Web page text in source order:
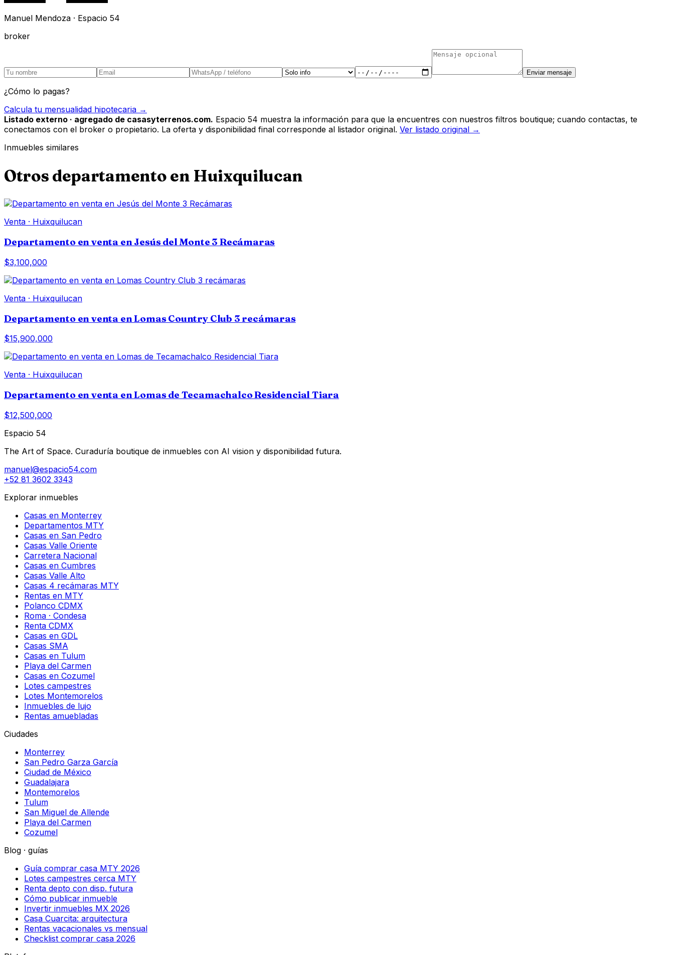
Manuel Mendoza · Espacio 54
broker
Enviar mensaje
¿Cómo lo pagas?
Calcula tu mensualidad hipotecaria →
Listado externo · agregado de casasyterrenos.com. Espacio 54 muestra la información para que la encuentres con nuestros filtros boutique; cuando contactas, te
conectamos con el broker o propietario. La oferta y disponibilidad final corresponde al listador original. Ver listado original →
Inmuebles similares
Otros departamento en Huixquilucan
Venta · Huixquilucan
Departamento en venta en Jesús del Monte 3 Recámaras
$3,100,000
Venta · Huixquilucan
Departamento en venta en Lomas Country Club 3 recámaras
$15,900,000
Venta · Huixquilucan
Departamento en venta en Lomas de Tecamachalco Residencial Tiara
$12,500,000
Espacio 54
The Art of Space. Curaduría boutique de inmuebles con AI vision y disponibilidad futura.
manuel@espacio54.com
+52 81 3602 3343
Explorar inmuebles
Casas en Monterrey
Departamentos MTY
Casas en San Pedro
Casas Valle Oriente
Carretera Nacional
Casas en Cumbres
Casas Valle Alto
Casas 4 recámaras MTY
Rentas en MTY
Polanco CDMX
Roma · Condesa
Renta CDMX
Casas en GDL
Casas SMA
Casas en Tulum
Playa del Carmen
Casas en Cozumel
Lotes campestres
Lotes Montemorelos
Inmuebles de lujo
Rentas amuebladas
Ciudades
Monterrey
San Pedro Garza García
Ciudad de México
Guadalajara
Montemorelos
Tulum
San Miguel de Allende
Playa del Carmen
Cozumel
Blog · guías
Guía comprar casa MTY 2026
Lotes campestres cerca MTY
Renta depto con disp. futura
Cómo publicar inmueble
Invertir inmuebles MX 2026
Casa Cuarcita: arquitectura
Rentas vacacionales vs mensual
Checklist comprar casa 2026